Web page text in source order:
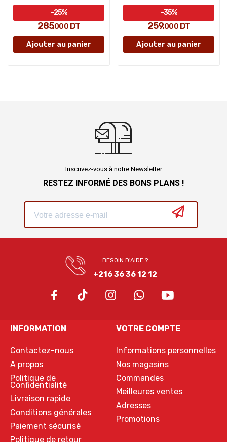
285,000DT
-25%
Ajouter au panier
259,000DT
-35%
Ajouter au panier
Inscrivez-vous à notre Newsletter
RESTEZ INFORMÉ DES BONS PLANS !
BESOIN D'AIDE ?
+216 36 36 12 12
INFORMATION
Contactez-nous
A propos
Politique de
Confidentialité
Livraison rapide
Conditions générales
Paiement sécurisé
Politique de retour
VOTRE COMPTE
Informations personnelles
Nos magasins
Commandes
Meilleures ventes
Adresses
Promotions